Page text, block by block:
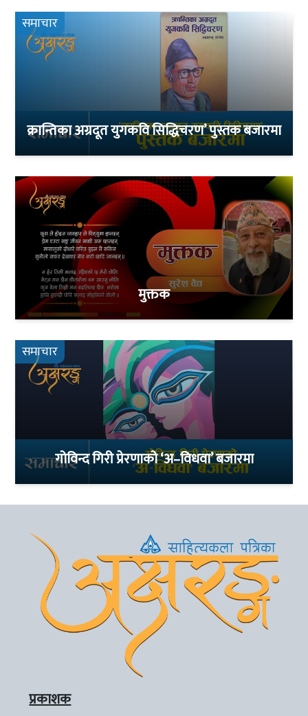
समाचार
क्रान्तिका अग्रदूत युगकवि सिद्धिचरण’ पुस्तक बजारमा
मुक्तक
समाचार
गोविन्द गिरी प्रेरणाको ‘अ–विधवा’ बजारमा
प्रकाशक